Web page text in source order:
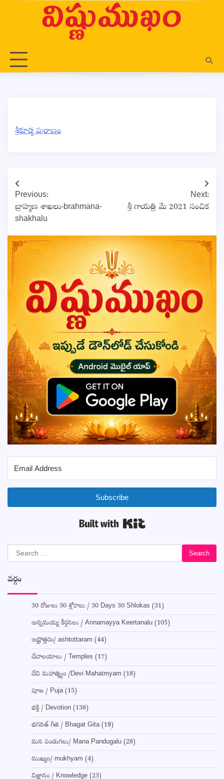
శ్రీకూర్మ పురాణం
Post
navigation
Previous:
బ్రాహ్మణ శాఖలు-brahmana-
shakhalu
Next:
శ్రీ గాయత్రి మే 2021 సంచిక
Subscribe
Search
for:
వర్గం
30 రోజులు 30 శ్లోకాలు / 30 Days 30 Shlokas (31)
అన్నమయ్య కీర్తనలు / Annamayya Keertanalu (105)
అష్టోత్తరం/ ashtottaram (44)
దేవాలయాలు / Temples (17)
దేవి మహాత్మ్యం /Devi Mahatmyam (18)
పూజ / Puja(15)
భక్తి / Devotion (138)
భగవత్ గీత / Bhagat Gita(19)
మన పండుగలు/ Mana Pandugalu (28)
ముఖ్యం/ mukhyam (4)
విజ్ఞానం / Knowledge (23)